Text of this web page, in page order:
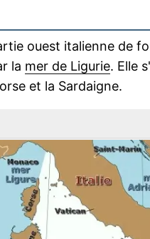
ouest italienne de
la mer de Ligurie. Elle
et la Sardaigne.